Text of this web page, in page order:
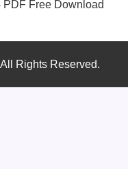
PDF Free Download
Rights Reserved.